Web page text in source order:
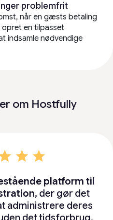
problemfrit
når en gæsts betaling
en tilpasset
indsamle nødvendige
om Hostfully
platform til
, der gør det
administrere deres
før vi valgte
med fokus på
oplevet, at det er
intuitiv og kraftfuld,
gjorde forskellen,
af servicen.”
og support”
– især de nyeste
er fantastisk.”
gjorde det muligt for
ejendommene på
Før var det